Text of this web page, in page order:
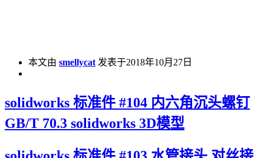
本文由 smellycat 发表于2018年10月27日
solidworks 标准件 #104 内六角沉头螺钉
GB/T 70.3 solidworks 3D模型